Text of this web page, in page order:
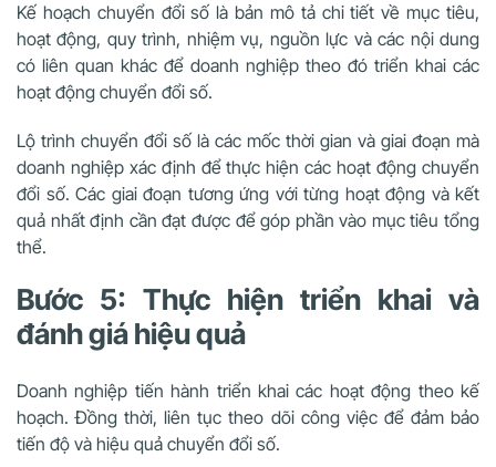
Kế hoạch chuyển đổi số là bản mô tả chi tiết về mục tiêu,
hoạt động, quy trình, nhiệm vụ, nguồn lực và các nội dung
có liên quan khác để doanh nghiệp theo đó triển khai các
hoạt động chuyển đổi số.
Lộ trình chuyển đổi số là các mốc thời gian và giai đoạn mà
doanh nghiệp xác định để thực hiện các hoạt động chuyển
đổi số. Các giai đoạn tương ứng với từng hoạt động và kết
quả nhất định cần đạt được để góp phần vào mục tiêu tổng
thể.
Bước 5: Thực hiện triển khai và
đánh giá hiệu quả
Doanh nghiệp tiến hành triển khai các hoạt động theo kế
hoạch. Đồng thời, liên tục theo dõi công việc để đảm bảo
tiến độ và hiệu quả chuyển đổi số.